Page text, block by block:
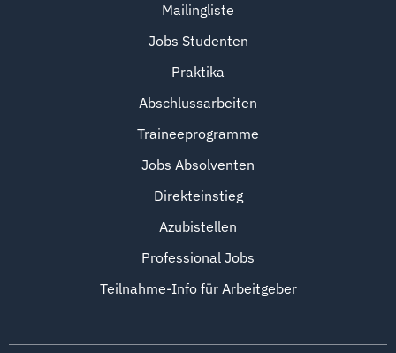
Mailingliste
Jobs Studenten
Praktika
Abschlussarbeiten
Traineeprogramme
Jobs Absolventen
Direkteinstieg
Azubistellen
Professional Jobs
Teilnahme-Info für Arbeitgeber